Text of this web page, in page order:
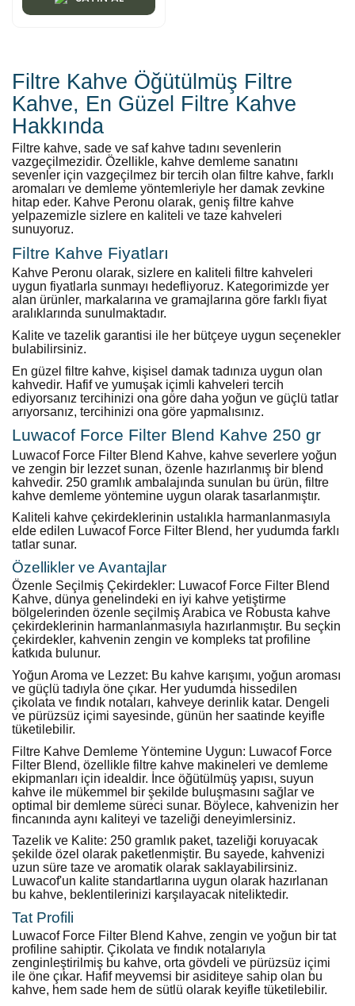
Filtre Kahve Öğütülmüş Filtre
Kahve, En Güzel Filtre Kahve
Hakkında
Filtre kahve, sade ve saf kahve tadını sevenlerin
vazgeçilmezidir. Özellikle, kahve demleme sanatını
sevenler için vazgeçilmez bir tercih olan filtre kahve, farklı
aromaları ve demleme yöntemleriyle her damak zevkine
hitap eder. Kahve Peronu olarak, geniş filtre kahve
yelpazemizle sizlere en kaliteli ve taze kahveleri
sunuyoruz.
Filtre Kahve Fiyatları
Kahve Peronu olarak, sizlere en kaliteli filtre kahveleri
uygun fiyatlarla sunmayı hedefliyoruz. Kategorimizde yer
alan ürünler, markalarına ve gramajlarına göre farklı fiyat
aralıklarında sunulmaktadır.
Kalite ve tazelik garantisi ile her bütçeye uygun seçenekler
bulabilirsiniz.
En güzel filtre kahve, kişisel damak tadınıza uygun olan
kahvedir. Hafif ve yumuşak içimli kahveleri tercih
ediyorsanız tercihinizi ona göre daha yoğun ve güçlü tatlar
arıyorsanız, tercihinizi ona göre yapmalısınız.
Luwacof Force Filter Blend Kahve 250 gr
Luwacof Force Filter Blend Kahve, kahve severlere yoğun
ve zengin bir lezzet sunan, özenle hazırlanmış bir blend
kahvedir. 250 gramlık ambalajında sunulan bu ürün, filtre
kahve demleme yöntemine uygun olarak tasarlanmıştır.
Kaliteli kahve çekirdeklerinin ustalıkla harmanlanmasıyla
elde edilen Luwacof Force Filter Blend, her yudumda farklı
tatlar sunar.
Özellikler ve Avantajlar
Özenle Seçilmiş Çekirdekler: Luwacof Force Filter Blend
Kahve, dünya genelindeki en iyi kahve yetiştirme
bölgelerinden özenle seçilmiş Arabica ve Robusta kahve
çekirdeklerinin harmanlanmasıyla hazırlanmıştır. Bu seçkin
çekirdekler, kahvenin zengin ve kompleks tat profiline
katkıda bulunur.
Yoğun Aroma ve Lezzet: Bu kahve karışımı, yoğun aroması
ve güçlü tadıyla öne çıkar. Her yudumda hissedilen
çikolata ve fındık notaları, kahveye derinlik katar. Dengeli
ve pürüzsüz içimi sayesinde, günün her saatinde keyifle
tüketilebilir.
Filtre Kahve Demleme Yöntemine Uygun: Luwacof Force
Filter Blend, özellikle filtre kahve makineleri ve demleme
ekipmanları için idealdir. İnce öğütülmüş yapısı, suyun
kahve ile mükemmel bir şekilde buluşmasını sağlar ve
optimal bir demleme süreci sunar. Böylece, kahvenizin her
fincanında aynı kaliteyi ve tazeliği deneyimlersiniz.
Tazelik ve Kalite: 250 gramlık paket, tazeliği koruyacak
şekilde özel olarak paketlenmiştir. Bu sayede, kahvenizi
uzun süre taze ve aromatik olarak saklayabilirsiniz.
Luwacof'un kalite standartlarına uygun olarak hazırlanan
bu kahve, beklentilerinizi karşılayacak niteliktedir.
Tat Profili
Luwacof Force Filter Blend Kahve, zengin ve yoğun bir tat
profiline sahiptir. Çikolata ve fındık notalarıyla
zenginleştirilmiş bu kahve, orta gövdeli ve pürüzsüz içimi
ile öne çıkar. Hafif meyvemsi bir asiditeye sahip olan bu
kahve, hem sade hem de sütlü olarak keyifle tüketilebilir.